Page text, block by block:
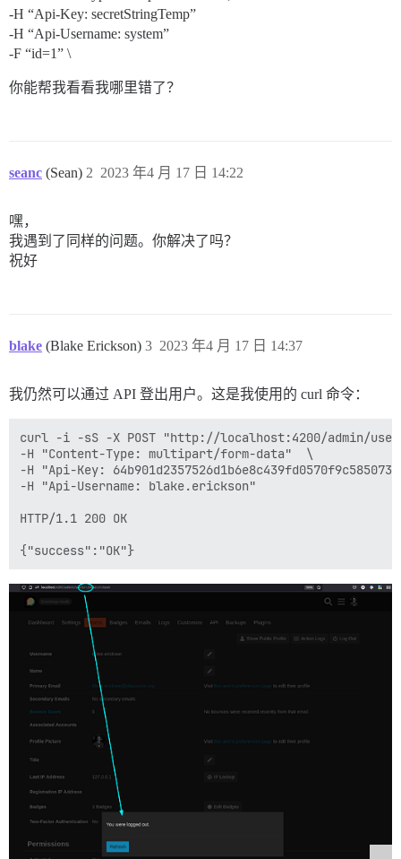
-H “Api-Key: secretStringTemp”
-H “Api-Username: system”
-F “id=1” \
你能帮我看看我哪里错了？
seanc (Sean) 2023 年4 月 17 日 14:22
2
嘿，
我遇到了同样的问题。你解决了吗？
祝好
blake (Blake Erickson) 2023 年4 月 17 日 14:37
3
我仍然可以通过 API 登出用户。这是我使用的 curl 命令：
curl -i -sS -X POST "http://localhost:4200/admin/
-H "Content-Type: multipart/form-data"  \
-H "Api-Key:
-H "Api-Username: blake.erickson"
HTTP/1.1 200 OK